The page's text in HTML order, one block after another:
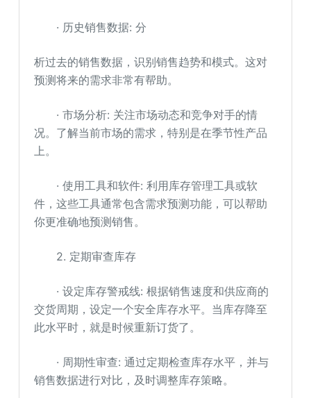
· 历史销售数据: 分
析过去的销售数据，识别销售趋势和模式。这对
预测将来的需求非常有帮助。
· 市场分析: 关注市场动态和竞争对手的情
况。了解当前市场的需求，特别是在季节性产品
上。
· 使用工具和软件: 利用库存管理工具或软
件，这些工具通常包含需求预测功能，可以帮助
你更准确地预测销售。
2. 定期审查库存
· 设定库存警戒线: 根据销售速度和供应商的
交货周期，设定一个安全库存水平。当库存降至
此水平时，就是时候重新订货了。
· 周期性审查: 通过定期检查库存水平，并与
销售数据进行对比，及时调整库存策略。